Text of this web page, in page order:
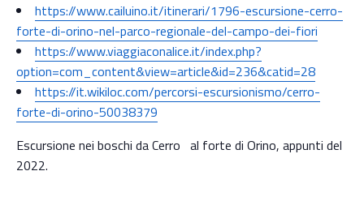
https://www.cailuino.it/itinerari/1796-escursione-cerro-
forte-di-orino-nel-parco-regionale-del-campo-dei-fiori
https://www.viaggiaconalice.it/index.php?
option=com_content&view=article&id=236&catid=28
https://it.wikiloc.com/percorsi-escursionismo/cerro-
forte-di-orino-50038379
Escursione nei boschi da Cerro al forte di Orino, appunti del
2022.